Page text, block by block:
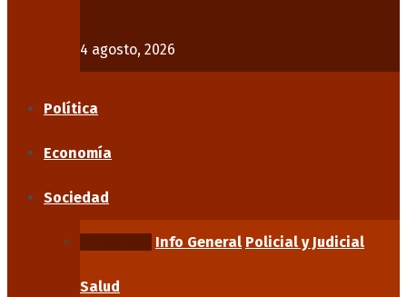
4 agosto, 2026
Política
Economía
Sociedad
Info General Policial y Judicial
Salud